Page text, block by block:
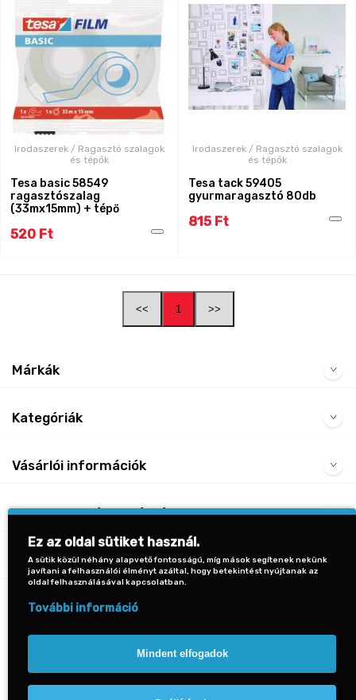
Irodaszerek / Ragasztó szalagok
és tépők
Tesa basic 58549
ragasztószalag
(33mx15mm) + tépő
520 Ft
Irodaszerek / Ragasztó szalagok
és tépők
Tesa tack 59405
gyurmaragasztó 80db
815 Ft
<< 1 >>
Márkák
Kategóriák
Vásárlói információk
Gyakran Ismételt Kérdések
Kapcsolat
Vissza a lap tetejére
Ez az oldal sütiket használ.
A sütik közül néhány alapvető fontosságú, míg mások segítenek nekünk
javítani a felhasználói élményt azáltal, hogy betekintést nyújtanak az
oldal felhasználásával kapcsolatban.
További információ
Mindent elfogadok